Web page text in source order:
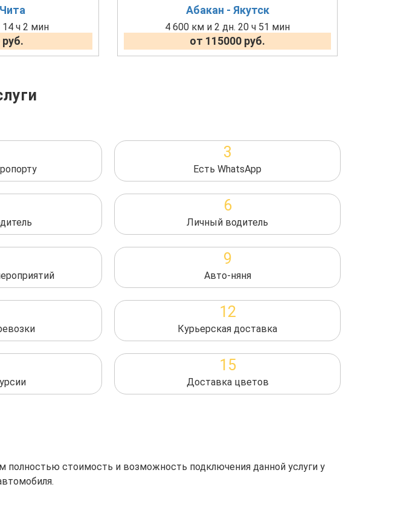
ч 2 мин
Абакан - Якутск
4 600 км и 2 дн. 20 ч 51 мин
от 115000 руб.
3
Есть WhatsApp
6
Личный водитель
9
Авто-няня
12
Курьерская доставка
15
Доставка цветов
полностью стоимость и возможность подключения данной услуги у